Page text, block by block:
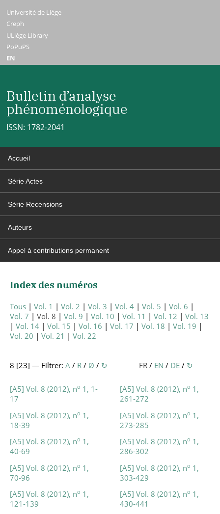
Université de Liège
Creph
ULiège Library
PoPuPS
EN
Bulletin d’analyse
phénoménologique
ISSN: 1782-2041
Accueil
Série Actes
Série Recensions
Auteurs
Appel à contributions permanent
Index des numéros
Tous Vol. 1 Vol. 2 Vol. 3 Vol. 4 Vol. 5
Vol. 6
Vol. 7
Vol. 8 Vol. 9 Vol. 10 Vol. 11 Vol. 12
Vol. 13
Vol. 14
Vol. 15 Vol. 16 Vol. 17 Vol. 18
Vol. 19
Vol. 20
Vol. 21 Vol. 22
8 [23] — Filtrer: A / R / Ø / ↻ FR / EN / DE / ↻
[A5] Vol. 8 (2012), no 1, 1-
17
[A5] Vol. 8 (2012), no 1,
18-39
[A5] Vol. 8 (2012), no 1,
40-69
[A5] Vol. 8 (2012), no 1,
70-96
[A5] Vol. 8 (2012), no 1,
121-139
[A5] Vol. 8 (2012), no 1,
261-272
[A5] Vol. 8 (2012), no 1,
273-285
[A5] Vol. 8 (2012), no 1,
286-302
[A5] Vol. 8 (2012), no 1,
303-429
[A5] Vol. 8 (2012), no 1,
430-441